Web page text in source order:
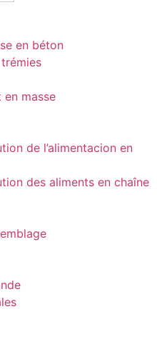
en béton
en masse
de l’alimentacion en
des aliments en chaîne